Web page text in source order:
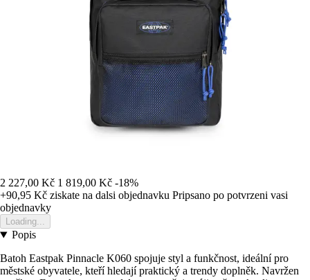
2 227,00 Kč 1 819,00 Kč -18%
+90,95 Kč ziskate na dalsi objednavku Pripsano po potvrzeni vasi
objednavky
Loading...
Popis
Batoh Eastpak Pinnacle K060 spojuje styl a funkčnost, ideální pro
městské obyvatele, kteří hledají praktický a trendy doplněk. Navržen